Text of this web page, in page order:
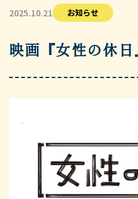
2025.10.21 お知らせ
映画『女性の休